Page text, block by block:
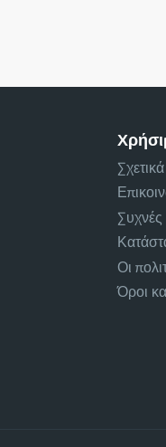
Συχνές
Οι
Όροι